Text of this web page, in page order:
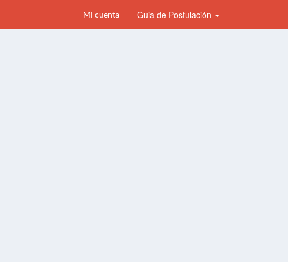
Mi cuenta Guia de Postulación